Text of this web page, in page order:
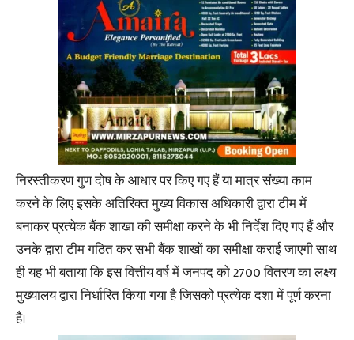
निरस्तीकरण गुण दोष के आधार पर किए गए हैं या मात्र संख्या काम
करने के लिए इसके अतिरिक्त मुख्य विकास अधिकारी द्वारा टीम में
बनाकर प्रत्येक बैंक शाखा की समीक्षा करने के भी निर्देश दिए गए हैं और
उनके द्वारा टीम गठित कर सभी बैंक शाखों का समीक्षा कराई जाएगी साथ
ही यह भी बताया कि इस वित्तीय वर्ष में जनपद को 2700 वितरण का लक्ष्य
मुख्यालय द्वारा निर्धारित किया गया है जिसको प्रत्येक दशा में पूर्ण करना
है।